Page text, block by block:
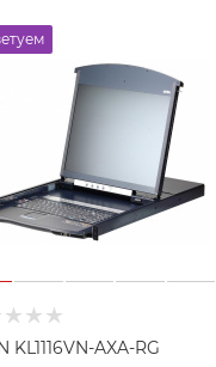
KL1116VN-AXA-RG